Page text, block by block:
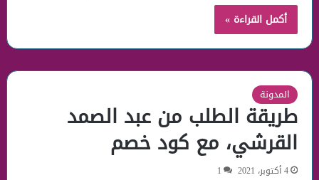
أكمل القراءة »
المدونة
طريقة الطلب من عبد الصمد
القرشي، مع كود خصم
4 أكتوبر، 2021 1